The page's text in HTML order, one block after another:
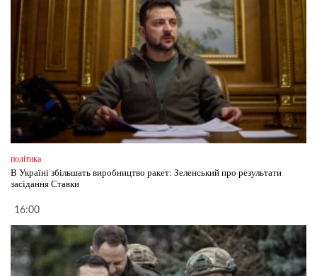
політика
В Україні збільшать виробництво ракет: Зеленський про результати
засідання Ставки
16:00